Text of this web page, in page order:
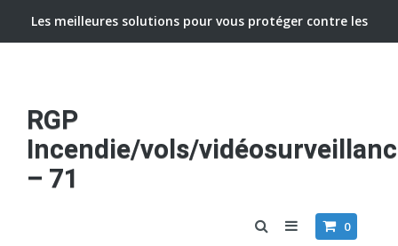
Les meilleures solutions pour vous protéger contre les
RGP
Incendie/vols/
– 71
0